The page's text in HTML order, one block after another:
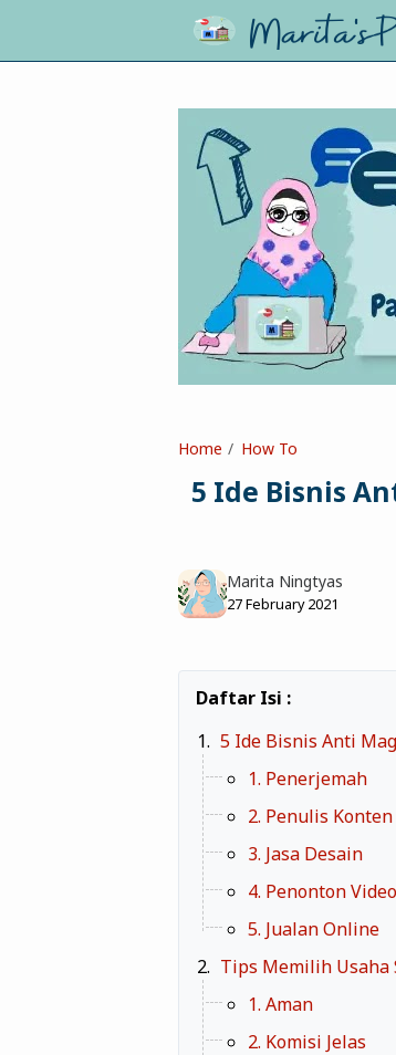
Home How To
5 Ide Bisnis
Marita Ningtyas
27 February 2021
5 Ide Bisnis Anti
1. Penerjemah
2. Penulis Konten
3. Jasa Desain
4. Penonton Video
5. Jualan Online
Tips Memilih Usaha
1. Aman
2. Komisi Jelas